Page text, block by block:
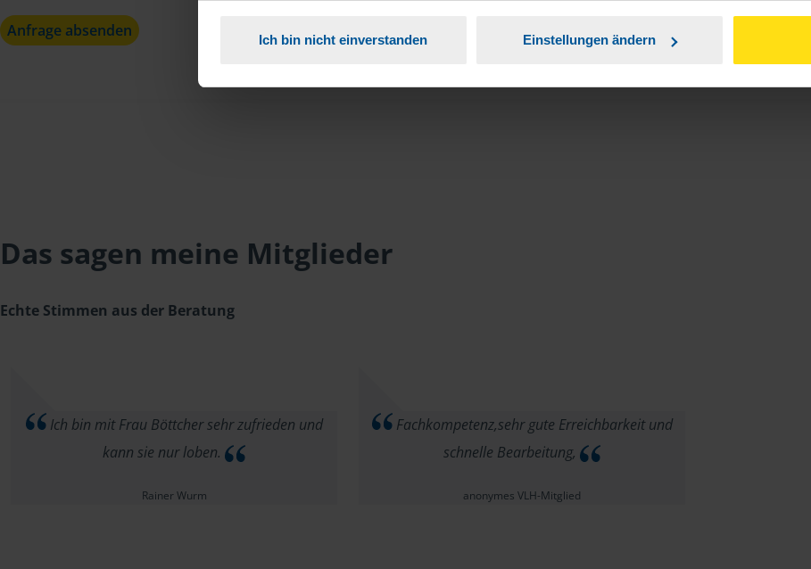
Ich bin nicht einverstanden Einstellungen ändern
Anfrage absenden
Das sagen meine Mitglieder
Echte Stimmen aus der Beratung
Ich bin mit Frau Böttcher sehr zufrieden und
kann sie nur loben.
Rainer Wurm
Fachkompetenz,sehr gute Erreichbarkeit und
schnelle Bearbeitung,
anonymes VLH-Mitglied